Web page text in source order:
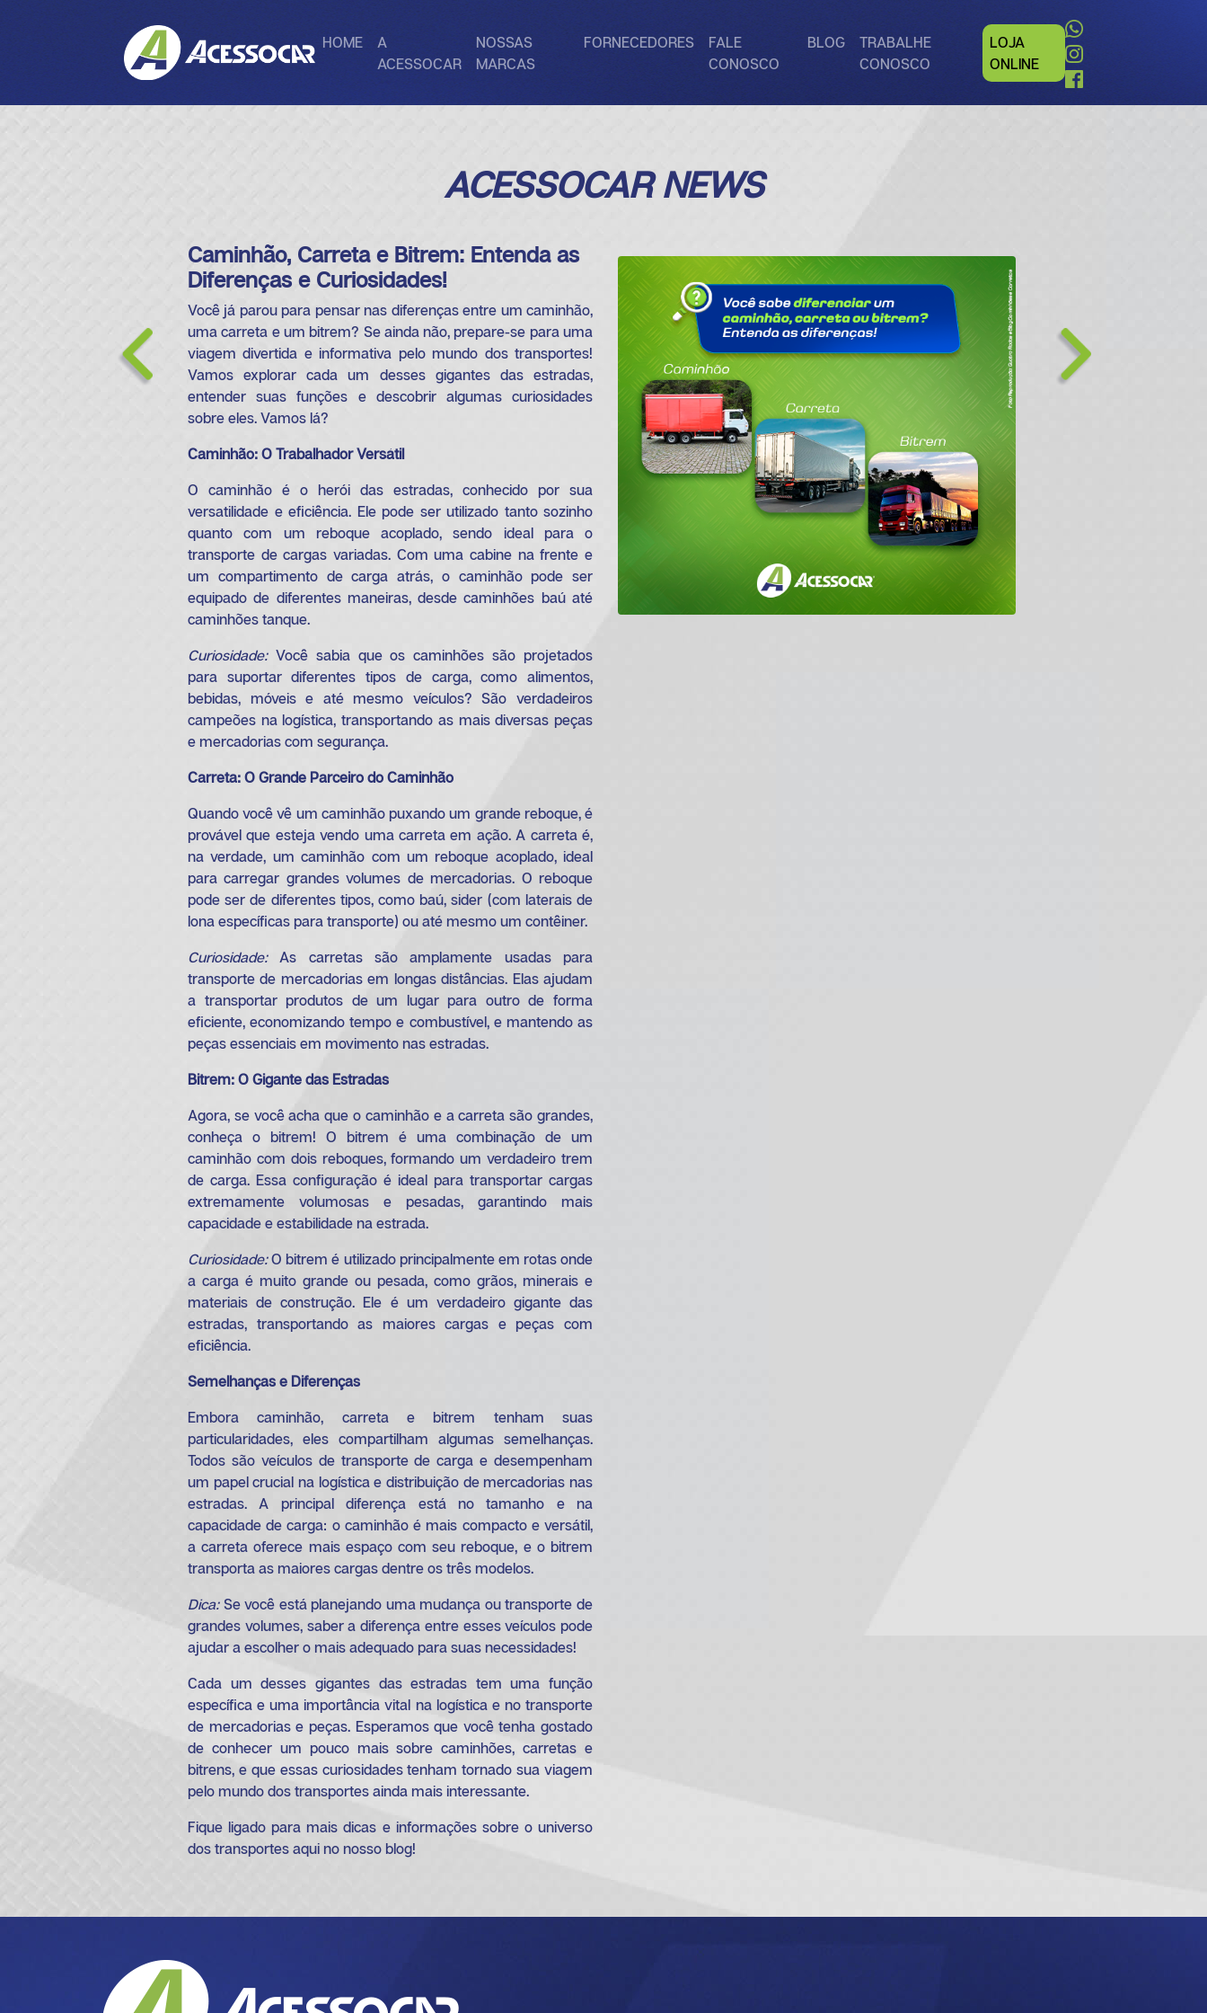
HOME
A
ACESSOCAR
NOSSAS
MARCAS
FORNECEDORES
FALE
CONOSCO
BLOG
TRABALHE
CONOSCO
LOJA
ONLINE
ACESSOCAR NEWS
Caminhão, Carreta e Bitrem: Entenda as
Diferenças e Curiosidades!
Você já parou para pensar nas diferenças entre um caminhão,
uma carreta e um bitrem? Se ainda não, prepare-se para uma
viagem divertida e informativa pelo mundo dos transportes!
Vamos explorar cada um desses gigantes das estradas,
entender suas funções e descobrir algumas curiosidades
sobre eles. Vamos lá?
Caminhão: O Trabalhador Versátil
O caminhão é o herói das estradas, conhecido por sua
versatilidade e eficiência. Ele pode ser utilizado tanto sozinho
quanto com um reboque acoplado, sendo ideal para o
transporte de cargas variadas. Com uma cabine na frente e
um compartimento de carga atrás, o caminhão pode ser
equipado de diferentes maneiras, desde caminhões baú até
caminhões tanque.
Curiosidade:Você sabia que os caminhões são projetados
para suportar diferentes tipos de carga, como alimentos,
bebidas, móveis e até mesmo veículos? São verdadeiros
campeões na logística, transportando as mais diversas peças
e mercadorias com segurança.
Carreta: O Grande Parceiro do Caminhão
Quando você vê um caminhão puxando um grande reboque, é
provável que esteja vendo uma carreta em ação. A carreta é,
na verdade, um caminhão com um reboque acoplado, ideal
para carregar grandes volumes de mercadorias. O reboque
pode ser de diferentes tipos, como baú, sider (com laterais de
lona específicas para transporte) ou até mesmo um contêiner.
Curiosidade:As carretas são amplamente usadas para
transporte de mercadorias em longas distâncias. Elas ajudam
a transportar produtos de um lugar para outro de forma
eficiente, economizando tempo e combustível, e mantendo as
peças essenciais em movimento nas estradas.
Bitrem: O Gigante das Estradas
Agora, se você acha que o caminhão e a carreta são grandes,
conheça o bitrem! O bitrem é uma combinação de um
caminhão com dois reboques, formando um verdadeiro trem
de carga. Essa configuração é ideal para transportar cargas
extremamente volumosas e pesadas, garantindo mais
capacidade e estabilidade na estrada.
Curiosidade:O bitrem é utilizado principalmente em rotas onde
a carga é muito grande ou pesada, como grãos, minerais e
materiais de construção. Ele é um verdadeiro gigante das
estradas, transportando as maiores cargas e peças com
eficiência.
Semelhanças e Diferenças
Embora caminhão, carreta e bitrem tenham suas
particularidades, eles compartilham algumas semelhanças.
Todos são veículos de transporte de carga e desempenham
um papel crucial na logística e distribuição de mercadorias nas
estradas. A principal diferença está no tamanho e na
capacidade de carga: o caminhão é mais compacto e versátil,
a carreta oferece mais espaço com seu reboque, e o bitrem
transporta as maiores cargas dentre os três modelos.
Dica:Se você está planejando uma mudança ou transporte de
grandes volumes, saber a diferença entre esses veículos pode
ajudar a escolher o mais adequado para suas necessidades!
Cada um desses gigantes das estradas tem uma função
específica e uma importância vital na logística e no transporte
de mercadorias e peças. Esperamos que você tenha gostado
de conhecer um pouco mais sobre caminhões, carretas e
bitrens, e que essas curiosidades tenham tornado sua viagem
pelo mundo dos transportes ainda mais interessante.
Fique ligado para mais dicas e informações sobre o universo
dos transportes aqui no nosso blog!